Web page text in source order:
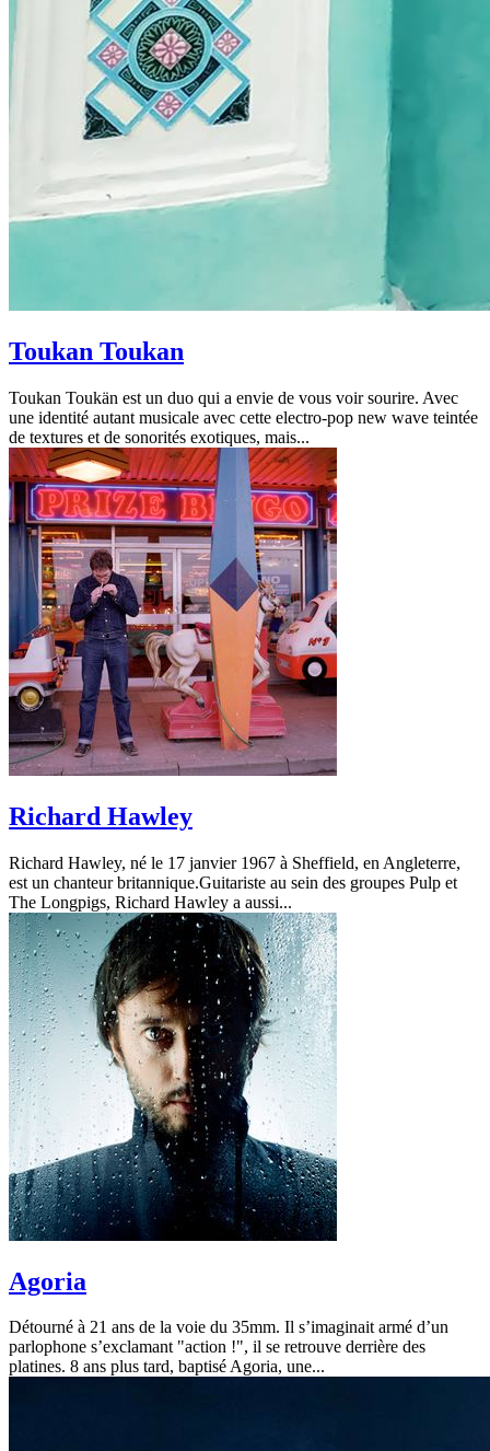
Toukan Toukan
Toukan Toukän est un duo qui a envie de vous voir sourire. Avec
une identité autant musicale avec cette electro-pop new wave teintée
de textures et de sonorités exotiques, mais...
Richard Hawley
Richard Hawley, né le 17 janvier 1967 à Sheffield, en Angleterre,
est un chanteur britannique.Guitariste au sein des groupes Pulp et
The Longpigs, Richard Hawley a aussi...
Agoria
Détourné à 21 ans de la voie du 35mm. Il s’imaginait armé d’un
parlophone s’exclamant "action !", il se retrouve derrière des
platines. 8 ans plus tard, baptisé Agoria, une...